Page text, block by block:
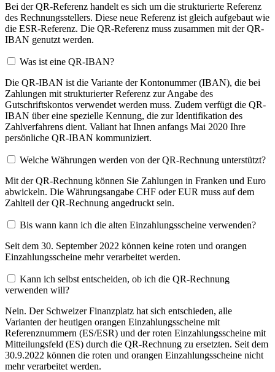
Bei der QR-Referenz handelt es sich um die strukturierte Referenz
des Rechnungsstellers. Diese neue Referenz ist gleich aufgebaut wie
die ESR-Referenz. Die QR-Referenz muss zusammen mit der QR-
IBAN genutzt werden.
Was ist eine QR-IBAN?
Die QR-IBAN ist die Variante der Kontonummer (IBAN), die bei
Zahlungen mit strukturierter Referenz zur Angabe des
Gutschriftskontos verwendet werden muss. Zudem verfügt die QR-
IBAN über eine spezielle Kennung, die zur Identifikation des
Zahlverfahrens dient. Valiant hat Ihnen anfangs Mai 2020 Ihre
persönliche QR-IBAN kommuniziert.
Welche Währungen werden von der QR-Rechnung unterstützt?
Mit der QR-Rechnung können Sie Zahlungen in Franken und Euro
abwickeln. Die Währungsangabe CHF oder EUR muss auf dem
Zahlteil der QR-Rechnung angedruckt sein.
Bis wann kann ich die alten Einzahlungsscheine verwenden?
Seit dem 30. September 2022 können keine roten und orangen
Einzahlungsscheine mehr verarbeitet werden.
Kann ich selbst entscheiden, ob ich die QR-Rechnung
verwenden will?
Nein. Der Schweizer Finanzplatz hat sich entschieden, alle
Varianten der heutigen orangen Einzahlungsscheine mit
Referenznummern (ES/ESR) und der roten Einzahlungsscheine mit
Mitteilungsfeld (ES) durch die QR-Rechnung zu ersetzten. Seit dem
30.9.2022 können die roten und orangen Einzahlungsscheine nicht
mehr verarbeitet werden.